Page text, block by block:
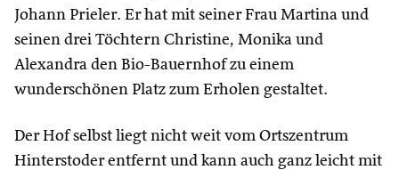
Johann Prieler. Er hat mit seiner Frau Martina und
seinen drei Töchtern Christine, Monika und
Alexandra den Bio-Bauernhof zu einem
wunderschönen Platz zum Erholen gestaltet.
Der Hof selbst liegt nicht weit vom Ortszentrum
Hinterstoder entfernt und kann auch ganz leicht mit